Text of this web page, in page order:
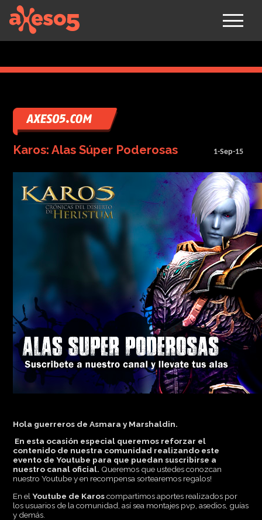
axeso5
Karos: Alas Súper Poderosas 1-Sep-15
Hola guerreros de Asmara y Marshaldin.
En esta ocasión especial queremos reforzar el
contenido de nuestra comunidad realizando este
evento de Youtube para que puedan suscribirse a
nuestro canal oficial. Queremos que ustedes conozcan
nuestro Youtube y en recompensa sortearemos regalos!
En el Youtube de Karoscompartimos aportes realizados por
los usuarios de la comunidad, así sea montajes pvp, asedios, guías
y demás.